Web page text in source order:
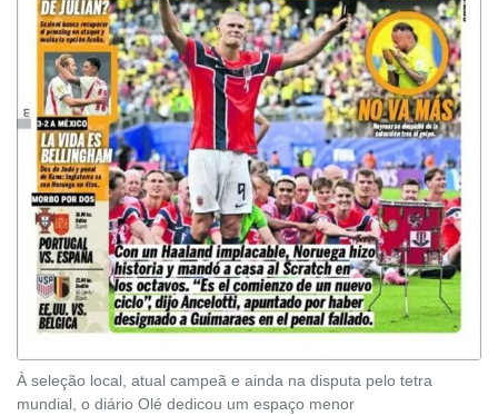
À seleção local, atual campeã e ainda na disputa pelo tetra
mundial, o diário Olé dedicou um espaço menor